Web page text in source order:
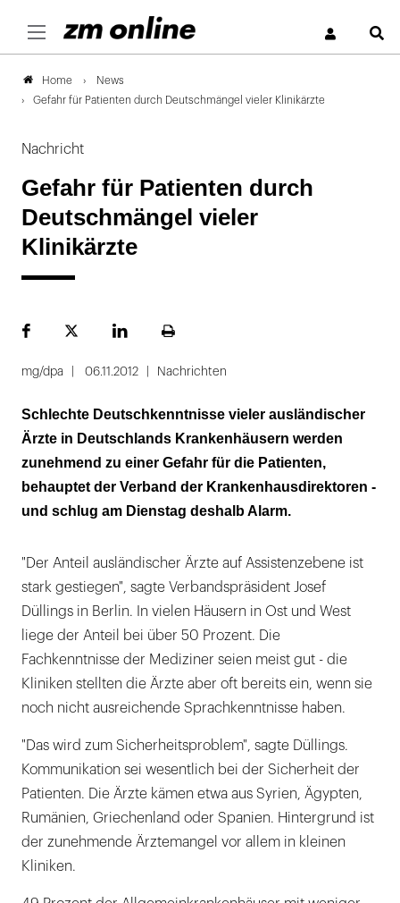
Home
News
Gefahr für Patienten durch Deutschmängel vieler Klinikärzte
Nachricht
Gefahr für Patienten durch
Deutschmängel vieler
Klinikärzte
FacebookPlattformLinekdInSeite
mg/dpa 06.11.2012 Nachrichten
Schlechte Deutschkenntnisse vieler ausländischer
Ärzte in Deutschlands Krankenhäusern werden
zunehmend zu einer Gefahr für die Patienten,
behauptet der Verband der Krankenhausdirektoren -
und schlug am Dienstag deshalb Alarm.
"Der Anteil ausländischer Ärzte auf Assistenzebene ist
stark gestiegen", sagte Verbandspräsident Josef
Düllings in Berlin. In vielen Häusern in Ost und West
liege der Anteil bei über 50 Prozent. Die
Fachkenntnisse der Mediziner seien meist gut - die
Kliniken stellten die Ärzte aber oft bereits ein, wenn sie
noch nicht ausreichende Sprachkenntnisse haben.
"Das wird zum Sicherheitsproblem", sagte Düllings.
Kommunikation sei wesentlich bei der Sicherheit der
Patienten. Die Ärzte kämen etwa aus Syrien, Ägypten,
Rumänien, Griechenland oder Spanien. Hintergrund ist
der zunehmende Ärztemangel vor allem in kleinen
Kliniken.